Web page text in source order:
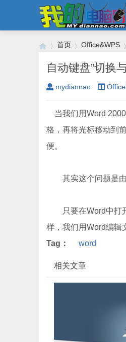
›
首页
›
Office&WPS
›
自动键盘”切换
mydiannao
当我们用Word
格，再将光标移动到
便。
其实这个问题是由
只要在Word中打
样，我们用Word编辑
Tag：
word
相关文章